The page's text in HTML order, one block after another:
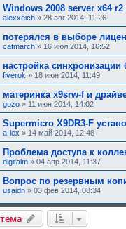
Windows 2008 server x64
alexxeich » 28 авг 2014, 11:26
потерялся в выборе
catmarch » 16 июл 2014, 16:52
настройка
fiverok » 18 июн 2014, 11:49
материнка x9srw-f и
gozo » 11 июн 2014, 14:02
Supermicro X9DR3-F
a-lex » 14 май 2014, 12:48
Проблема доступа к
digitalm » 04 апр 2014, 11:37
Вопрос по резервным
usaidn » 03 фев 2014, 08:34